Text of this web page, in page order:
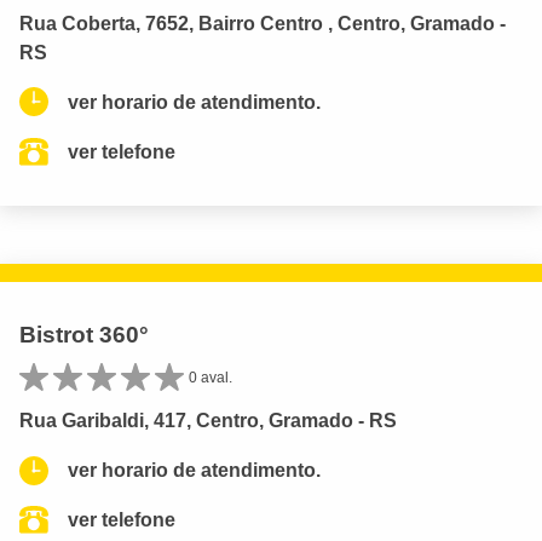
Rua Coberta, 7652, Bairro Centro , Centro, Gramado -
RS
ver horario de atendimento.
ver telefone
Bistrot 360°
0 aval.
Rua Garibaldi, 417, Centro, Gramado - RS
ver horario de atendimento.
ver telefone